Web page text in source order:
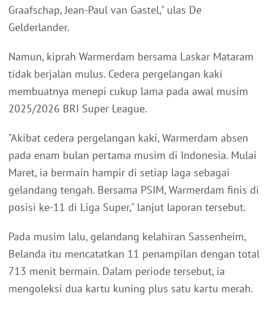
Graafschap, Jean-Paul van Gastel," ulas De
Gelderlander.
Namun, kiprah Warmerdam bersama Laskar Mataram
tidak berjalan mulus. Cedera pergelangan kaki
membuatnya menepi cukup lama pada awal musim
2025/2026 BRI Super League.
"Akibat cedera pergelangan kaki, Warmerdam absen
pada enam bulan pertama musim di Indonesia. Mulai
Maret, ia bermain hampir di setiap laga sebagai
gelandang tengah. Bersama PSIM, Warmerdam finis di
posisi ke-11 di Liga Super," lanjut laporan tersebut.
Pada musim lalu, gelandang kelahiran Sassenheim,
Belanda itu mencatatkan 11 penampilan dengan total
713 menit bermain. Dalam periode tersebut, ia
mengoleksi dua kartu kuning plus satu kartu merah.